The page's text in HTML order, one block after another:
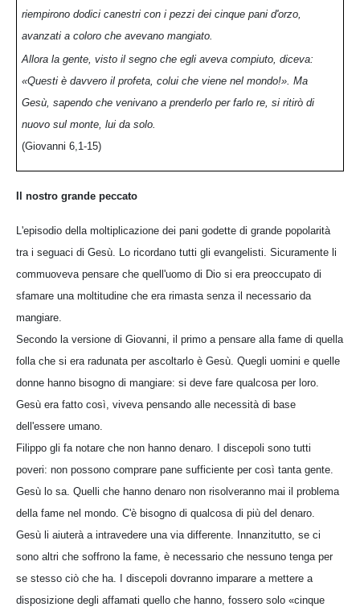
riempirono dodici canestri con i pezzi dei cinque pani d'orzo,
avanzati a coloro che avevano mangiato.
Allora la gente, visto il segno che egli aveva compiuto, diceva:
«Questi è davvero il profeta, colui che viene nel mondo!». Ma
Gesù, sapendo che venivano a prenderlo per farlo re, si ritirò di
nuovo sul monte, lui da solo.
(Giovanni 6,1-15)
Il nostro grande peccato
L'episodio della moltiplicazione dei pani godette di grande popolarità
tra i seguaci di Gesù. Lo ricordano tutti gli evangelisti. Sicuramente li
commuoveva pensare che quell'uomo di Dio si era preoccupato di
sfamare una moltitudine che era rimasta senza il necessario da
mangiare.
Secondo la versione di Giovanni, il primo a pensare alla fame di quella
folla che si era radunata per ascoltarlo è Gesù. Quegli uomini e quelle
donne hanno bisogno di mangiare: si deve fare qualcosa per loro.
Gesù era fatto così, viveva pensando alle necessità di base
dell'essere umano.
Filippo gli fa notare che non hanno denaro. I discepoli sono tutti
poveri: non possono comprare pane sufficiente per così tanta gente.
Gesù lo sa. Quelli che hanno denaro non risolveranno mai il problema
della fame nel mondo. C'è bisogno di qualcosa di più del denaro.
Gesù li aiuterà a intravedere una via differente. Innanzitutto, se ci
sono altri che soffrono la fame, è necessario che nessuno tenga per
se stesso ciò che ha. I discepoli dovranno imparare a mettere a
disposizione degli affamati quello che hanno, fossero solo «cinque